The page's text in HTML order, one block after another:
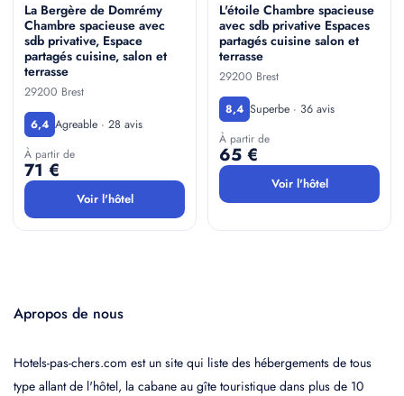
La Bergère de Domrémy
Chambre spacieuse avec
sdb privative, Espace
partagés cuisine, salon et
terrasse
29200 Brest
6,4 Agreable · 28 avis
À partir de
71 €
Voir l'hôtel
L'étoile Chambre spacieuse
avec sdb privative Espaces
partagés cuisine salon et
terrasse
29200 Brest
8,4 Superbe · 36 avis
À partir de
65 €
Voir l'hôtel
Apropos de nous
Hotels-pas-chers.com est un site qui liste des hébergements de tous
type allant de l'hôtel, la cabane au gîte touristique dans plus de 10